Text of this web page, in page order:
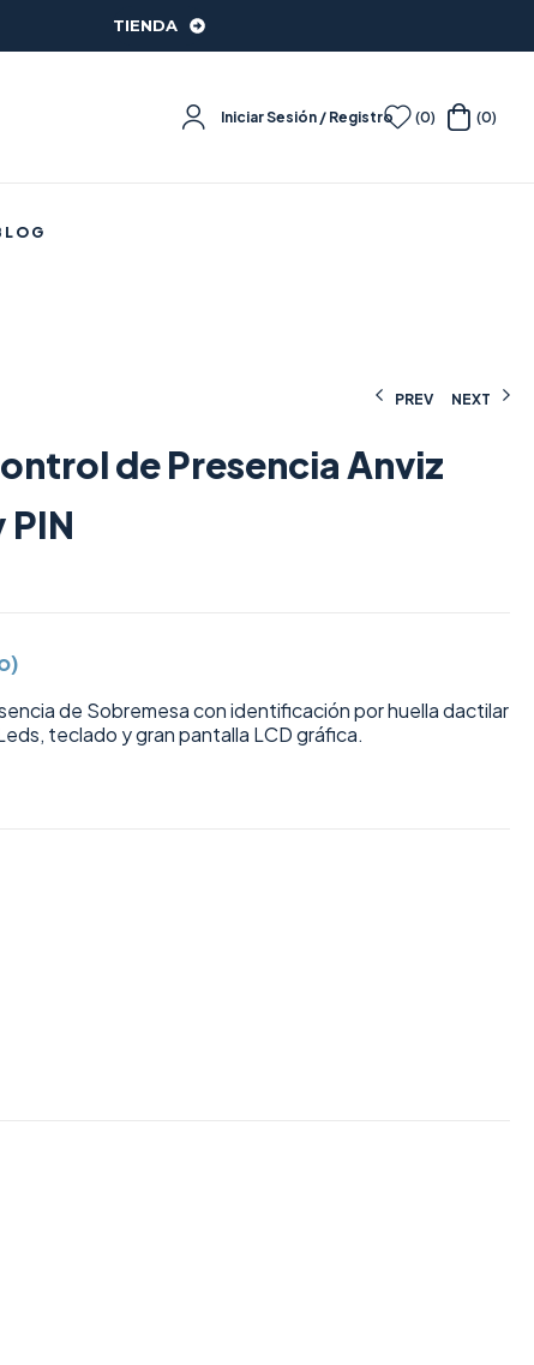
TIENDA
Iniciar Sesión / Registro (0) (0)
PREV NEXT
de Presencia Anviz
PIN
de Sobremesa con identificación por huella dactilar
teclado y gran pantalla LCD gráfica.